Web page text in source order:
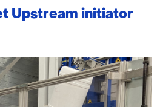
Upstream initiator